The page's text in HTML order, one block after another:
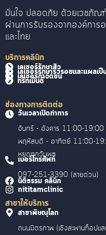
มั่นใจ ปลอดภัย ด้วยเวชภัณฑ์
ผ่านการรับรองจากองค์การ
และไทย
บริการคลินิก
เลเซอร์รักษาสิว
เลเซอร์รักษาริ้วรอยและแผลเป็
เลเซอร์กำจัดขน
ทรีทเม้นต์
ช่องทางการติดต่อ
วันเวลาเปิดทำการ
จันทร์ - อังคาร 11:00-19:00
พฤหัสบดี - อาทิตย์ 11:00-
หยุดทุกวันพุธ
เบอร์โทรศัพท์
097-251-3390 (สายด่วน)
นิติธรรม คลินิก
nititamclinic
สาขาให้บริการ
สาขาพิษณุโลก
ถนนมิตรภาพ (เชิงสะพานท็อปแ